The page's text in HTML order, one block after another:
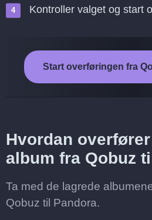
Kontroller valget og start
Start overføringen fra
Hvordan
album fra Qobuz
Ta med de lagrede
Qobuz til Pandora.